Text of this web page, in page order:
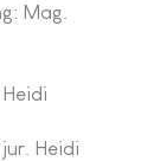
Mag.
Heidi